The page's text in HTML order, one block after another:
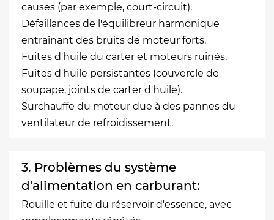
causes (par exemple, court-circuit).
Défaillances de l'équilibreur harmonique
entraînant des bruits de moteur forts.
Fuites d'huile du carter et moteurs ruinés.
Fuites d'huile persistantes (couvercle de
soupape, joints de carter d'huile).
Surchauffe du moteur due à des pannes du
ventilateur de refroidissement.
3. Problèmes du système
d'alimentation en carburant:
Rouille et fuite du réservoir d'essence, avec